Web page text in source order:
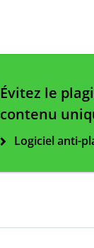
Évitez le
contenu
Logiciel anti-